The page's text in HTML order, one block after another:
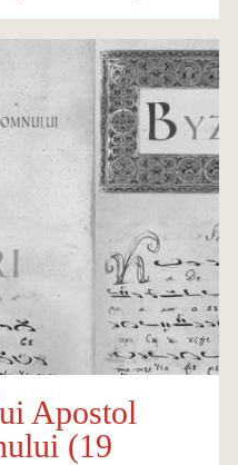
Apostol
(19